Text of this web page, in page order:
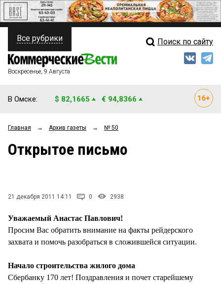
ПОЛИТИКА
ФИНАНСЫ
ОБЩЕСТВО
ЗАКОН
ПРОИСШЕСТВИЯ
СТИЛЬ ЖИЗНИ
Свежий выпуск
Все рубрики Поиск по сайту
Воскресенье, 9 Августа
В Омске: $ 82,1665 € 94,8366
Главная → Архив газеты → № 50
Открытое письмо
21 декабря 2011 14:11 0 2938
Уважаемый Анастас Павлович!
Просим Вас обратить внимание на факты рейдерского
захвата и помочь разобраться в сложившейся ситуации.
Начало строительства жилого дома
Сбербанку 170 лет! Поздравления и почет старейшему